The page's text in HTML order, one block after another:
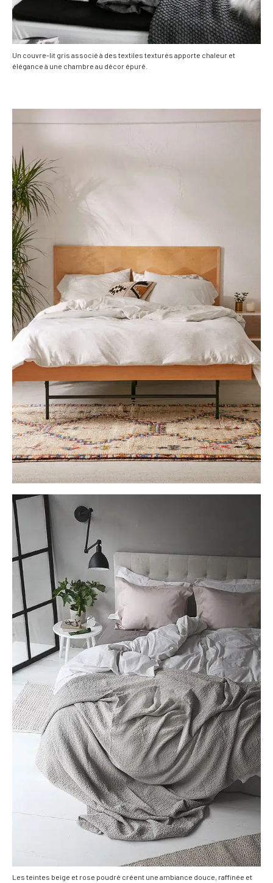
Un couvre-lit gris associé à des textiles texturés apporte chaleur et
élégance à une chambre au décor épuré.
Les teintes beige et rose poudré créent une ambiance douce, raffinée et